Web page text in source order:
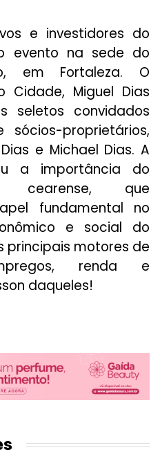
e investidores do
evento na sede do
em Fortaleza. O
Cidade, Miguel Dias
seletos convidados
proprietários,
e Michael Dias. A
a importância do
cearense, que
fundamental no
e social do
principais motores de
renda e
daqueles!